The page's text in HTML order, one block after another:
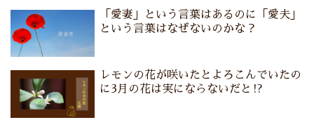
「愛妻」という言葉はあるのに「愛夫」
という言葉はなぜないのかな？
レモンの花が咲いたとよろこんでいたの
に3月の花は実にならないだと⁉